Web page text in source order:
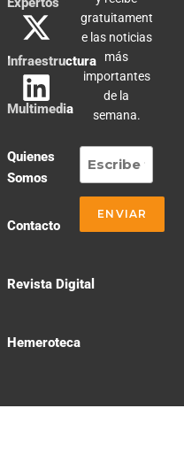
Infraestructura
Multimedia
Quienes
Somos
Contacto
Revista Digital
Hemeroteca
gratuitament
e las noticias
más
importantes
de la
semana.